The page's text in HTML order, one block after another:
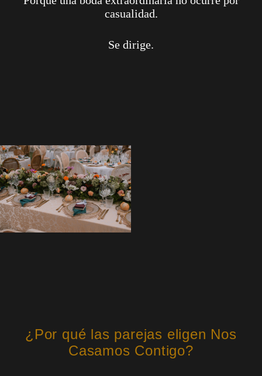
casualidad.
Se dirige.
¿Por qué las parejas eligen Nos
Casamos Contigo?